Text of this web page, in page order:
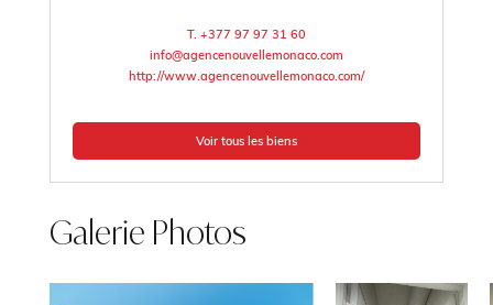
T. +377 97 97 31 60
info@agencenouvellemonaco.com
http://www.agencenouvellemonaco.com/
Voir tous les biens
Galerie Photos